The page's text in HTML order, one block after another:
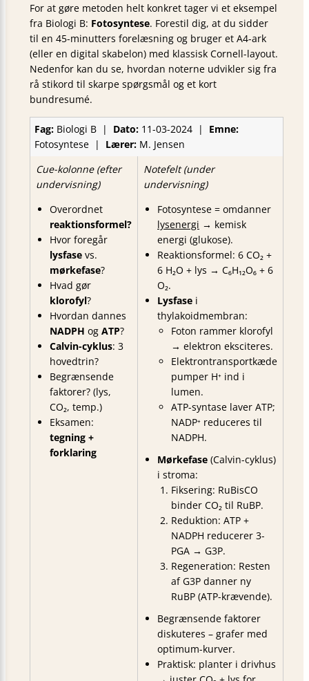
For at gøre metoden helt konkret tager vi et eksempel
fra Biologi B: Fotosyntese. Forestil dig, at du sidder
til en 45-minutters forelæsning og bruger et A4-ark
(eller en digital skabelon) med klassisk Cornell-layout.
Nedenfor kan du se, hvordan noterne udvikler sig fra
rå stikord til skarpe spørgsmål og et kort
bundresumé.
Fag: Biologi B | Dato: 11-03-2024 | Emne:
Fotosyntese | Lærer: M. Jensen
Cue-kolonne (efter
undervisning)
Overordnet
reaktionsformel?
Hvor foregår
lysfase vs.
mørkefase?
Hvad gør
klorofyl?
Hvordan dannes
NADPH og ATP?
Calvin-cyklus: 3
hovedtrin?
Begrænsende
faktorer? (lys,
CO₂, temp.)
Eksamen:
tegning +
forklaring
Notefelt (under
undervisning)
Fotosyntese = omdanner
lysenergi → kemisk
energi (glukose).
Reaktionsformel: 6 CO₂ +
6 H₂O + lys → C₆H₁₂O₆ + 6
O₂.
Lysfase i
thylakoidmembran:
Foton rammer klorofyl
→ elektron eksciteres.
Elektrontransportkæde
pumper H⁺ ind i
lumen.
ATP-syntase laver ATP;
NADP⁺ reduceres til
NADPH.
Mørkefase (Calvin-cyklus)
i stroma:
Fiksering: RuBisCO
binder CO₂ til RuBP.
Reduktion: ATP +
NADPH reducerer 3-
PGA → G3P.
Regeneration: Resten
af G3P danner ny
RuBP (ATP-krævende).
Begrænsende faktorer
diskuteres – grafer med
optimum-kurver.
Praktisk: planter i drivhus